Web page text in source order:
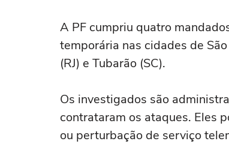
A PF cumpriu quatro
temporária nas cidades de
(RJ) e Tubarão (SC).
Os investigados são
contrataram os ataques. Eles
ou perturbação de serviço